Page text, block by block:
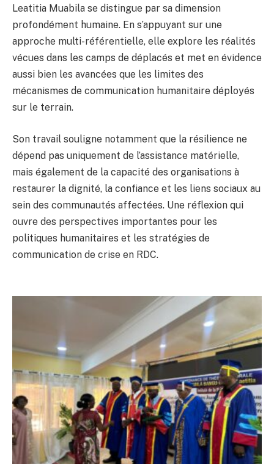
Leatitia Muabila se distingue par sa dimension
profondément humaine. En s’appuyant sur une
approche multi-référentielle, elle explore les réalités
vécues dans les camps de déplacés et met en évidence
aussi bien les avancées que les limites des
mécanismes de communication humanitaire déployés
sur le terrain.
Son travail souligne notamment que la résilience ne
dépend pas uniquement de l’assistance matérielle,
mais également de la capacité des organisations à
restaurer la dignité, la confiance et les liens sociaux au
sein des communautés affectées. Une réflexion qui
ouvre des perspectives importantes pour les
politiques humanitaires et les stratégies de
communication de crise en RDC.